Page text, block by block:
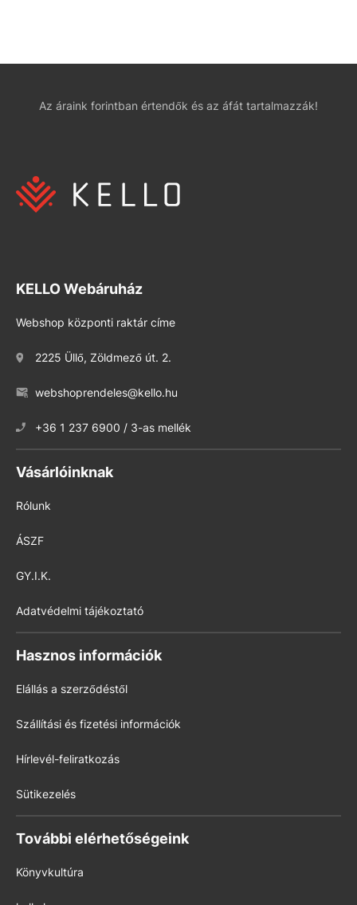
Az áraink forintban értendők és az áfát tartalmazzák!
KELLO Webáruház
Webshop központi raktár címe
2225 Üllő, Zöldmező út. 2.
webshoprendeles@kello.hu
+36 1 237 6900 / 3-as mellék
Vásárlóinknak
Rólunk
ÁSZF
GY.I.K.
Adatvédelmi tájékoztató
Hasznos információk
Elállás a szerződéstől
Szállítási és fizetési információk
Hírlevél-feliratkozás
Sütikezelés
További elérhetőségeink
Könyvkultúra